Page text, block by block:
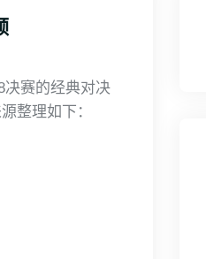
决赛的经典对决
整理如下：